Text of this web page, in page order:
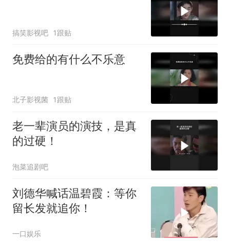
搞笑影视吧 1跟贴
免费给的有什么不乐意
北子影视菌 1跟贴
老一辈演员的演技，是真
的过硬！
泡菜追剧吧
刘德华喊话温碧霞：等你
留长发就追你！
一口娱乐